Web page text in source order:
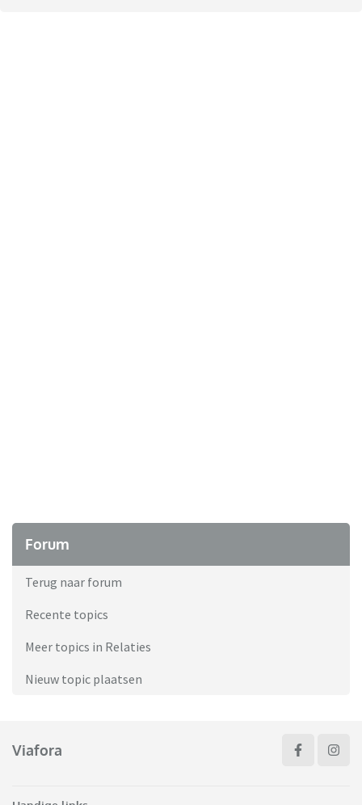
Forum
Terug naar forum
Recente topics
Meer topics in Relaties
Nieuw topic plaatsen
Viafora